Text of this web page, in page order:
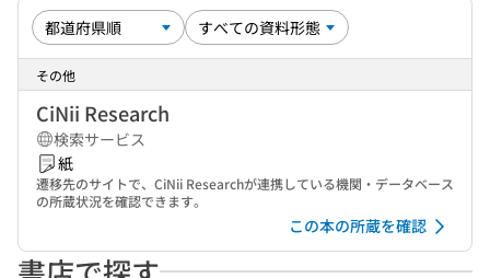
その他
CiNii Research
検索サービス
紙
遷移先のサイトで、CiNii Researchが連携している機関・データベース
の所蔵状況を確認できます。
この本の所蔵を確認